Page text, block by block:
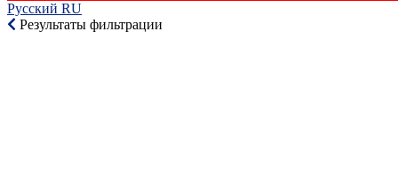
Русский RU‎
Результаты фильтрации